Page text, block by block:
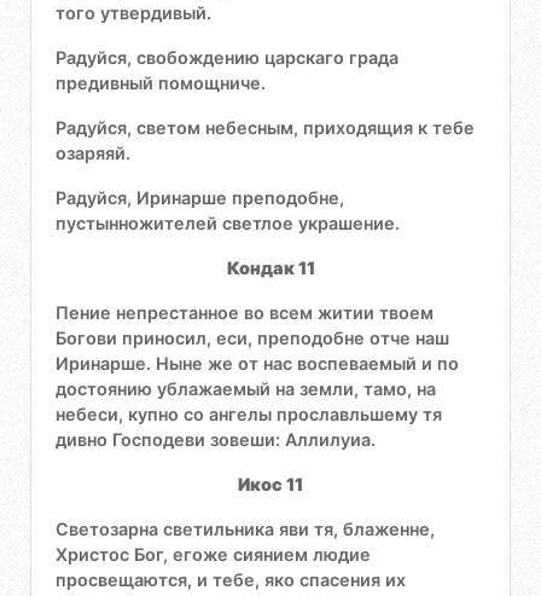
того утвердивый.
Радуйся, свобождению царскаго града
предивный помощниче.
Радуйся, светом небесным, приходящия к тебе
озаряяй.
Радуйся, Иринарше преподобне,
пустынножителей светлое украшение.
Кондак 11
Пение непрестанное во всем житии твоем
Богови приносил, еси, преподобне отче наш
Иринарше. Ныне же от нас воспеваемый и по
достоянию ублажаемый на земли, тамо, на
небеси, купно со ангелы прославльшему тя
дивно Господеви зовеши: Аллилуиа.
Икос 11
Светозарна светильника яви тя, блаженне,
Христос Бог, егоже сиянием людие
просвещаются, и тебе, яко спасения их